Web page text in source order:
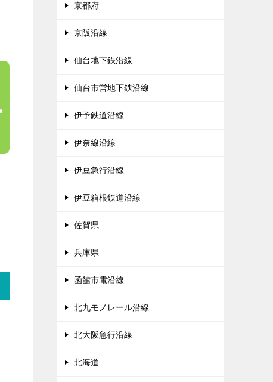
京都府
京阪沿線
仙台地下鉄沿線
仙台市営地下鉄沿線
伊予鉄道沿線
伊奈線沿線
伊豆急行沿線
伊豆箱根鉄道沿線
佐賀県
兵庫県
函館市電沿線
北九モノレール沿線
北大阪急行沿線
北海道